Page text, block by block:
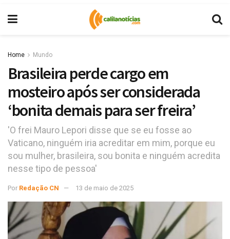
Home Mundo
Brasileira perde cargo em
mosteiro após ser considerada
‘bonita demais para ser freira’
'O frei Mauro Lepori disse que se eu fosse ao
Vaticano, ninguém iria acreditar em mim, porque eu
sou mulher, brasileira, sou bonita e ninguém acredita
nesse tipo de pessoa'
Por Redação CN 13 de maio de 2025